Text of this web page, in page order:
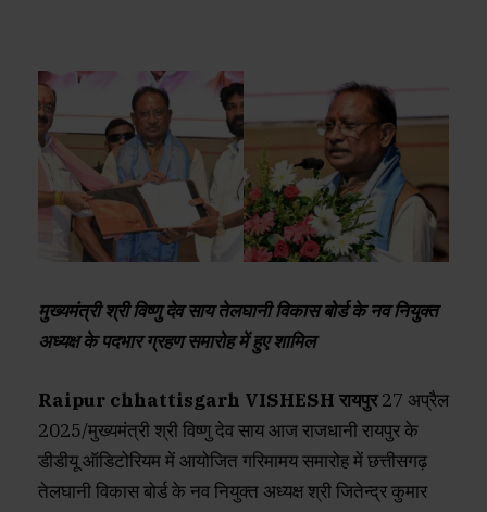
मुख्यमंत्री श्री विष्णु देव साय तेलघानी विकास बोर्ड के नव नियुक्त
अध्यक्ष के पदभार ग्रहण समारोह में हुए शामिल
Raipur chhattisgarh VISHESH रायपुर27 अप्रैल
2025/मुख्यमंत्री श्री विष्णु देव साय आज राजधानी रायपुर के
डीडीयू ऑडिटोरियम में आयोजित गरिमामय समारोह में छत्तीसगढ़
तेलघानी विकास बोर्ड के नव नियुक्त अध्यक्ष श्री जितेन्द्र कुमार